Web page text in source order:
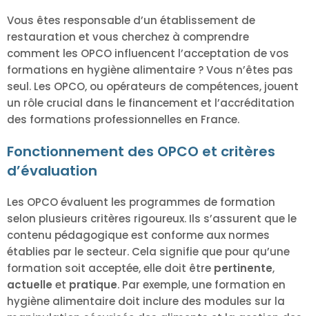
Vous êtes responsable d’un établissement de
restauration et vous cherchez à comprendre
comment les OPCO influencent l’acceptation de vos
formations en hygiène alimentaire ? Vous n’êtes pas
seul. Les OPCO, ou opérateurs de compétences, jouent
un rôle crucial dans le financement et l’accréditation
des formations professionnelles en France.
Fonctionnement des OPCO et critères
d’évaluation
Les OPCO évaluent les programmes de formation
selon plusieurs critères rigoureux. Ils s’assurent que le
contenu pédagogique est conforme aux normes
établies par le secteur. Cela signifie que pour qu’une
formation soit acceptée, elle doit être pertinente,
actuelle et pratique. Par exemple, une formation en
hygiène alimentaire doit inclure des modules sur la